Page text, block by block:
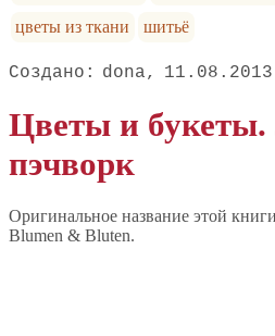
цветы из ткани
шитьё
dona 11.08.2013
Цветы и букеты.
пэчворк
Оригинальное название этой
Blumen & Bluten.